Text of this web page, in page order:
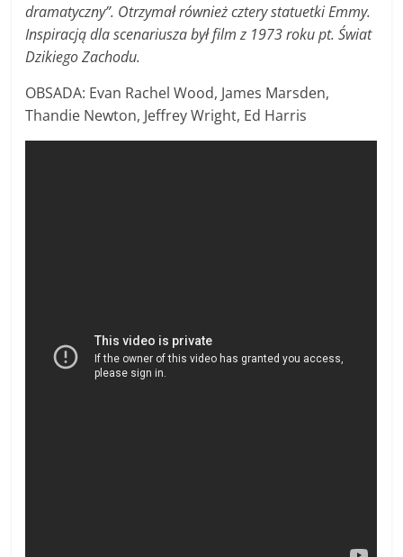
dramatyczny”. Otrzymał również cztery statuetki Emmy.
Inspiracją dla scenariusza był film z 1973 roku pt. Świat
Dzikiego Zachodu.
OBSADA: Evan Rachel Wood, James Marsden,
Thandie Newton, Jeffrey Wright, Ed Harris